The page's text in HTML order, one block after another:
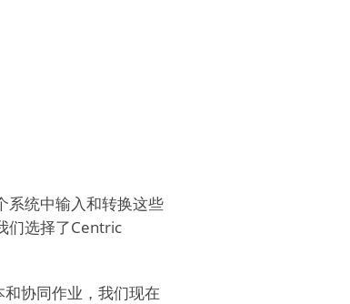
系统中输入和转换这些
们选择了Centric
协同作业，我们现在